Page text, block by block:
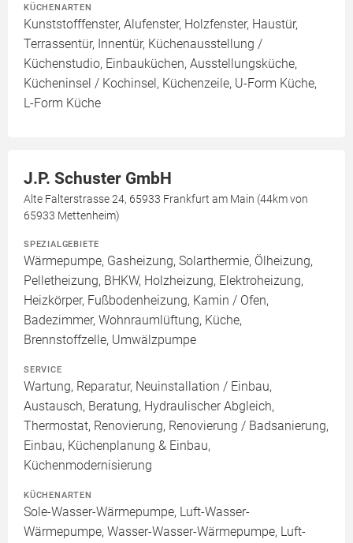
KÜCHENARTEN
Kunststofffenster, Alufenster, Holzfenster, Haustür,
Terrassentür, Innentür, Küchenausstellung /
Küchenstudio, Einbauküchen, Ausstellungsküche,
Kücheninsel / Kochinsel, Küchenzeile, U-Form Küche,
L-Form Küche
J.P. Schuster GmbH
Alte Falterstrasse 24, 65933 Frankfurt am Main (44km von
65933 Mettenheim)
SPEZIALGEBIETE
Wärmepumpe, Gasheizung, Solarthermie, Ölheizung,
Pelletheizung, BHKW, Holzheizung, Elektroheizung,
Heizkörper, Fußbodenheizung, Kamin / Ofen,
Badezimmer, Wohnraumlüftung, Küche,
Brennstoffzelle, Umwälzpumpe
SERVICE
Wartung, Reparatur, Neuinstallation / Einbau,
Austausch, Beratung, Hydraulischer Abgleich,
Thermostat, Renovierung, Renovierung / Badsanierung,
Einbau, Küchenplanung & Einbau,
Küchenmodernisierung
KÜCHENARTEN
Sole-Wasser-Wärmepumpe, Luft-Wasser-
Wärmepumpe, Wasser-Wasser-Wärmepumpe, Luft-